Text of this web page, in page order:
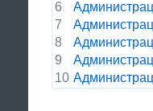
6
7
8
9
10